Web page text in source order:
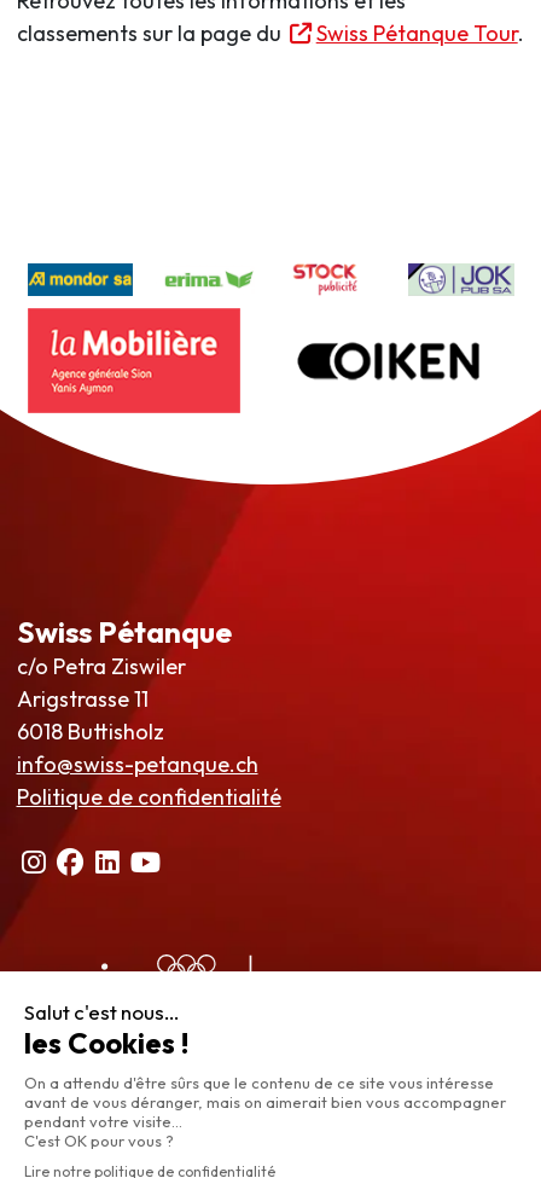
classements sur la page du
Swiss Pétanque Tour.
Swiss Pétanque
c/o Petra Ziswiler
Arigstrasse 11
6018 Buttisholz
info@swiss-petanque.ch
Politique de confidentialité
© 2025 Swiss Pétanque | webmaster : Bertrand